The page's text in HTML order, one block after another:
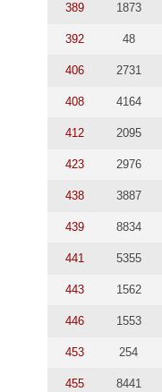
389 1873
392 48
406 2731
408 4164
412 2095
423 2976
438 3887
439 8834
441 5355
443 1562
446 1553
453 254
455 8441